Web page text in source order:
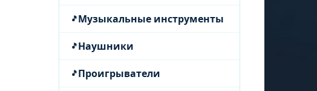
Музыкальные инструменты
Наушники
Проигрыватели